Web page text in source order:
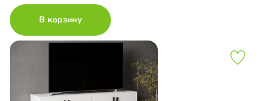
В корзину